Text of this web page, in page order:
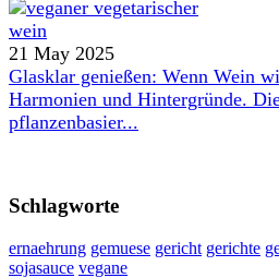
21 May 2025
Glasklar genießen: Wenn Wein
Harmonien und Hintergründe.
pflanzenbasier...
Schlagworte
ernaehrung gemuese gericht gerichte
sojasauce vegane